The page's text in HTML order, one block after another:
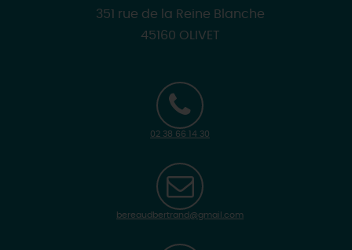
351 rue de la Reine Blanche
45160 OLIVET
02 38 66 14 30
bereaudbertrand@gmail.com